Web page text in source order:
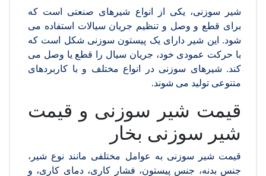
شیر سوزنی، یکی از انواع شیرهای صنعتی است که
برای قطع و وصل و تنظیم جریان سیالات استفاده می
شود. این شیر دارای یک پیستون سوزنی شکل است که
با حرکت عمودی خود، جریان سیال را قطع یا وصل می
کند. شیرهای سوزنی در انواع مختلف و با کاربردهای
متنوعی تولید می شوند.
قیمت شیر سوزنی و قیمت
شیر سوزنی بخار
قیمت شیر سوزنی به عوامل مختلفی مانند نوع شیر،
جنس بدنه، جنس پیستون، فشار کاری، دمای کاری، و